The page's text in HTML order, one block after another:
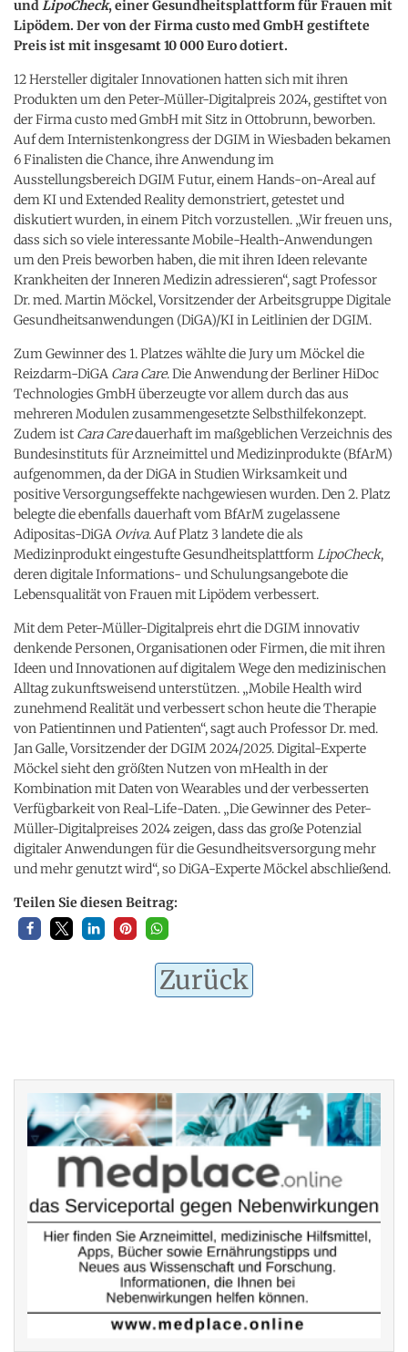
und LipoCheck, einer Gesundheitsplattform für Frauen mit
Lipödem. Der von der Firma custo med GmbH gestiftete
Preis ist mit insgesamt 10 000 Euro dotiert.
12 Hersteller digitaler Innovationen hatten sich mit ihren
Produkten um den Peter-Müller-Digitalpreis 2024, gestiftet von
der Firma custo med GmbH mit Sitz in Ottobrunn, beworben.
Auf dem Internistenkongress der DGIM in Wiesbaden bekamen
6 Finalisten die Chance, ihre Anwendung im
Ausstellungsbereich DGIM Futur, einem Hands-on-Areal auf
dem KI und Extended Reality demonstriert, getestet und
diskutiert wurden, in einem Pitch vorzustellen. „Wir freuen uns,
dass sich so viele interessante Mobile-Health-Anwendungen
um den Preis beworben haben, die mit ihren Ideen relevante
Krankheiten der Inneren Medizin adressieren“, sagt Professor
Dr. med. Martin Möckel, Vorsitzender der Arbeitsgruppe Digitale
Gesundheitsanwendungen (DiGA)/KI in Leitlinien der DGIM.
Zum Gewinner des 1. Platzes wählte die Jury um Möckel die
Reizdarm-DiGA Cara Care. Die Anwendung der Berliner HiDoc
Technologies GmbH überzeugte vor allem durch das aus
mehreren Modulen zusammengesetzte Selbsthilfekonzept.
Zudem ist Cara Caredauerhaft im maßgeblichen Verzeichnis des
Bundesinstituts für Arzneimittel und Medizinprodukte (BfArM)
aufgenommen, da der DiGA in Studien Wirksamkeit und
positive Versorgungseffekte nachgewiesen wurden. Den 2. Platz
belegte die ebenfalls dauerhaft vom BfArM zugelassene
Adipositas-DiGA Oviva. Auf Platz 3 landete die als
Medizinprodukt eingestufte Gesundheitsplattform LipoCheck,
deren digitale Informations- und Schulungsangebote die
Lebensqualität von Frauen mit Lipödem verbessert.
Mit dem Peter-Müller-Digitalpreis ehrt die DGIM innovativ
denkende Personen, Organisationen oder Firmen, die mit ihren
Ideen und Innovationen auf digitalem Wege den medizinischen
Alltag zukunftsweisend unterstützen. „Mobile Health wird
zunehmend Realität und verbessert schon heute die Therapie
von Patientinnen und Patienten“, sagt auch Professor Dr. med.
Jan Galle, Vorsitzender der DGIM 2024/2025. Digital-Experte
Möckel sieht den größten Nutzen von mHealth in der
Kombination mit Daten von Wearables und der verbesserten
Verfügbarkeit von Real-Life-Daten. „Die Gewinner des Peter-
Müller-Digitalpreises 2024 zeigen, dass das große Potenzial
digitaler Anwendungen für die Gesundheitsversorgung mehr
und mehr genutzt wird“, so DiGA-Experte Möckel abschließend.
Teilen Sie diesen Beitrag:
Zurück